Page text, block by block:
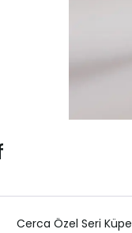
Cerca Özel Seri Küpe